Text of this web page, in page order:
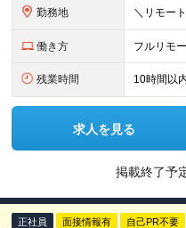
勤務地
働き方 フルリモ
残業時間 10時間以
求人を見る
掲載終了予
正社員 面接情報有 自己PR不要